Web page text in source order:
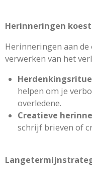
Herinneringen
Herinneringen aan
verwerken van het
helpen om je
overledene.
Creatieve
schrijf brieven of